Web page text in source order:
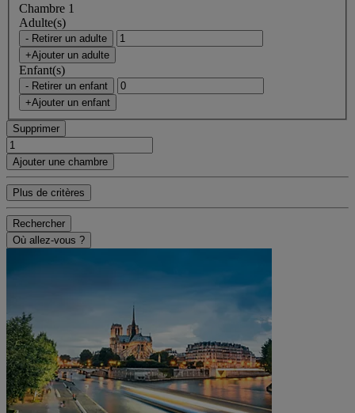
Chambre 1
Adulte(s)
- Retirer un adulte
+Ajouter un adulte
Enfant(s)
- Retirer un enfant
+Ajouter un enfant
Supprimer
Ajouter une chambre
Plus de critères
Rechercher
Où allez-vous ?